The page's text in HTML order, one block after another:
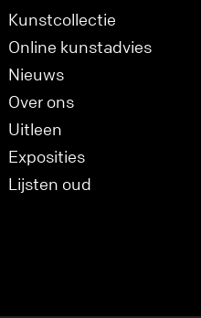
Kunstcollectie
Online kunstadvies
Nieuws
Over ons
Uitleen
Exposities
Lijsten oud